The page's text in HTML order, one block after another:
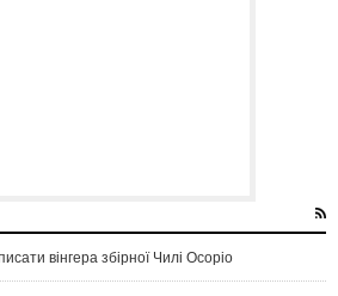
вінгера збірної Чилі Осоріо